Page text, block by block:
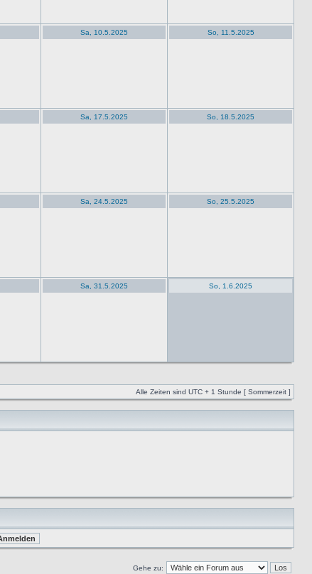
Sa, 10.5.2025 So, 11.5.2025
Sa, 17.5.2025 So, 18.5.2025
Sa, 24.5.2025 So, 25.5.2025
Sa, 31.5.2025 So, 1.6.2025
Alle Zeiten sind UTC + 1 Stunde [ Sommerzeit ]
Gehe zu: